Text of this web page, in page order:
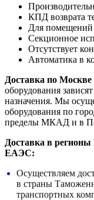
КПД возврата
Для
Секционное
Отсутствует
Автоматика в
Доставка по
оборудования
назначения. Мы
оборудования по
пределы МКАД и в
Доставка в
ЕАЭС:
Осуществляем
в страны
транспортных